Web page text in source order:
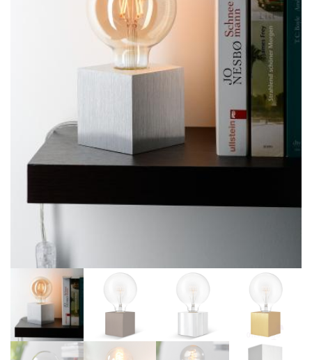
BIBLIOTHÈQUE
TABLE BASSE
CHAISES
LITS RELEVABLES
CADRES DE LIT
TÊTES DE LITS
LITS FIXES